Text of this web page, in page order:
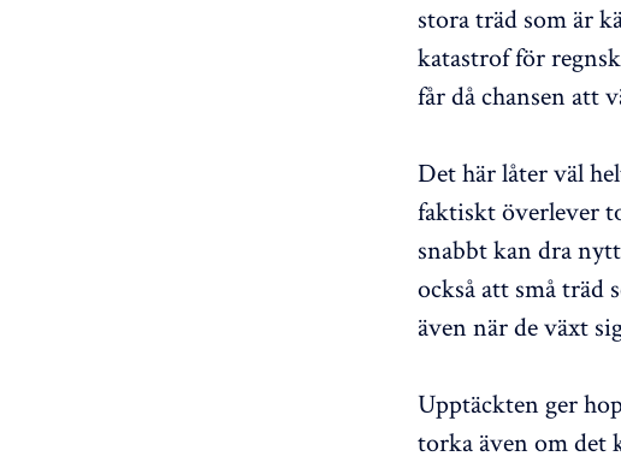
stora träd som är
katastrof för
får då chansen att
Det här låter väl
faktiskt överlever
snabbt kan dra
också att små
även när de växt
Upptäckten ger
torka även om det